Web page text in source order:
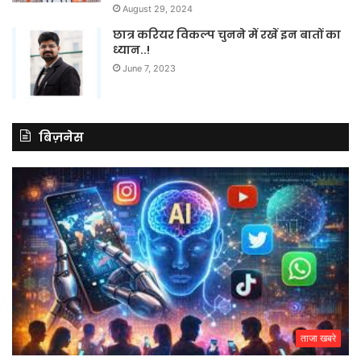
August 29, 2024
छात्र करियर विकल्प चुनने में रखें इन बातों का
ध्यान..!
June 7, 2023
बिज़नेस
ताजा खबरे